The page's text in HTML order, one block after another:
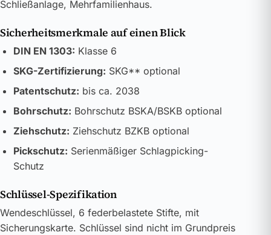
Schließanlage, Mehrfamilienhaus.
Sicherheitsmerkmale auf einen Blick
DIN EN 1303: Klasse 6
SKG-Zertifizierung: SKG** optional
Patentschutz: bis ca. 2038
Bohrschutz: Bohrschutz BSKA/BSKB optional
Ziehschutz: Ziehschutz BZKB optional
Pickschutz: Serienmäßiger Schlagpicking-
Schutz
Schlüssel-Spezifikation
Wendeschlüssel, 6 federbelastete Stifte, mit
Sicherungskarte. Schlüssel sind nicht im Grundpreis